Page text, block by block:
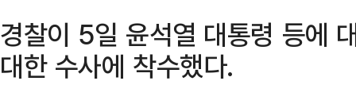
경찰이 5일 윤석열 대통령 등에
대한 수사에 착수했다.